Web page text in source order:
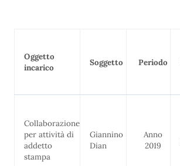
Oggetto
incarico
Soggetto Periodo
Collaborazione
per attività di
addetto
stampa
Giannino
Dian
Anno
2019